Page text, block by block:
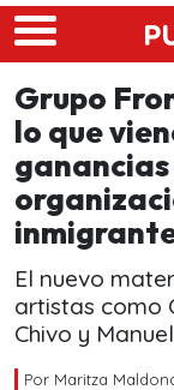
Skip to main
Grupo
lo que
El nuevo
artistas como
Chivo y
Por Maritza